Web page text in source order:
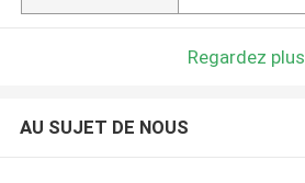
Regardez plus
AU SUJET DE NOUS